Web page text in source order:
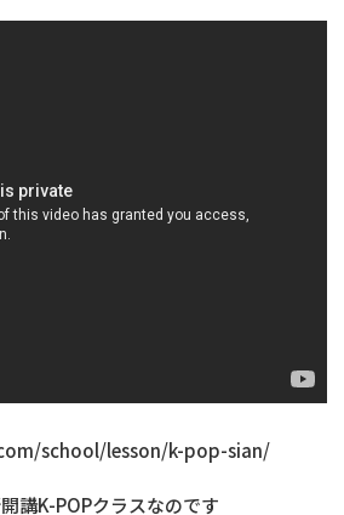
school/lesson/k-pop-sian/
講K-POPクラスなのです